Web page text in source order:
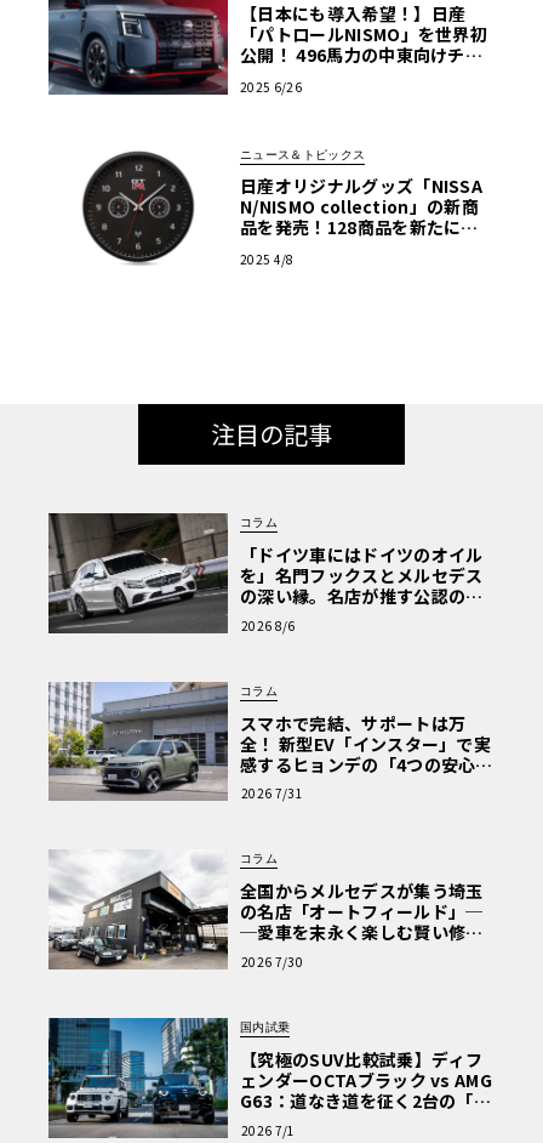
【日本にも導入希望！】日産
「パトロールNISMO」を世界初
公開！ 496馬力の中東向けチュ
2025 6/26
ニュース＆トピックス
日産オリジナルグッズ「NISSA
N/NISMO collection」の新商
品を発売！128商品を新たにラ
2025 4/8
注目の記事
コラム
「ドイツ車にはドイツのオイル
を」名門フックスとメルセデス
の深い縁。名店が推す公認の安
心と、Cクラスで味わうシルキー
な走り〈PR〉
2026 8/6
コラム
スマホで完結、サポートは万
全！ 新型EV「インスター」で実
感するヒョンデの「4つの安心」
【第1回・ヒョンデ6つの疑問：
Why? Hyundai?】〈PR〉
2026 7/31
コラム
全国からメルセデスが集う埼玉
の名店「オートフィールド」─
─愛車を末永く楽しむ賢い修理
術と、プロがフックス製オイル
を選ぶ理由〈PR〉
2026 7/30
国内試乗
【究極のSUV比較試乗】ディフ
ェンダーOCTAブラック vs AMG
G63：道なき道を征く2台の「対
極的アプローチ」
2026 7/1